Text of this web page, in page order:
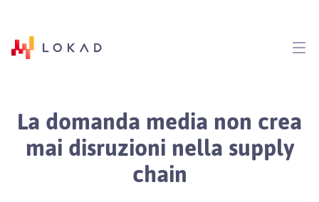
La domanda media non crea
mai disruzioni nella supply
chain